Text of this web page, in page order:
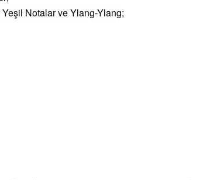
Notalar ve Ylang-Ylang;